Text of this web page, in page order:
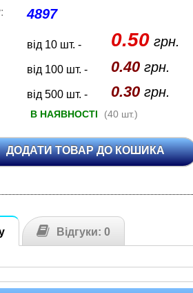
4897
від 10 шт. - 0.50грн.
від 100 шт. - 0.40грн.
від 500 шт. - 0.30грн.
В НАЯВНОСТІ (40 шт.)
ДОДАТИ ТОВАР ДО КОШИКА
Відгуки: 0